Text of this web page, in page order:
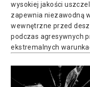
wysokiej jakości
zapewnia niezawodną
wewnętrzne przed
podczas agresywnych
ekstremalnych